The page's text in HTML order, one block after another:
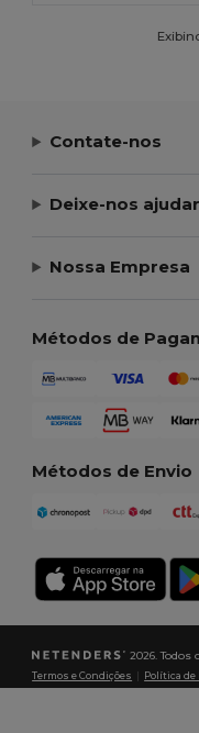
Contate-nos
Deixe-nos ajudar
Nossa Empresa
Métodos de
Métodos de Envio
2026.
Termos e Condições Política de